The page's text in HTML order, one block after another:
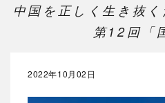
中国を正しく生き抜
第12回「
2022年10月02日